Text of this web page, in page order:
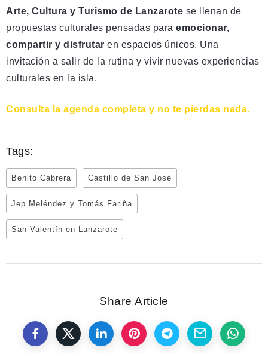
Arte, Cultura y Turismo de Lanzarote se llenan de
propuestas culturales pensadas para emocionar,
compartir y disfrutar en espacios únicos. Una
invitación a salir de la rutina y vivir nuevas experiencias
culturales en la isla.
Consulta la agenda completa y no te pierdas nada.
Tags:
Benito Cabrera Castillo de San José
Jep Meléndez y Tomás Fariña
San Valentín en Lanzarote
Share Article